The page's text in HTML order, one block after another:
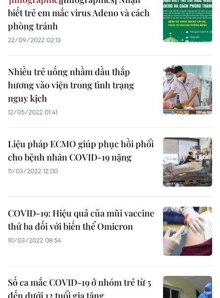
biết trẻ em mắc virus Adeno và cách
phòng tránh
22/09/2022 02:13
Nhiều trẻ uống nhầm dầu thắp
hương vào viện trong tình trạng
nguy kịch
12/05/2022 01:41
Liệu pháp ECMO giúp phục hồi phổi
cho bệnh nhân COVID-19 nặng
11/03/2022 12:00
COVID-19: Hiệu quả của mũi vaccine
thứ ba đối với biến thể Omicron
10/03/2022 08:54
Số ca mắc COVID-19 ở nhóm trẻ từ 5
đến dưới 12 tuổi gia tăng